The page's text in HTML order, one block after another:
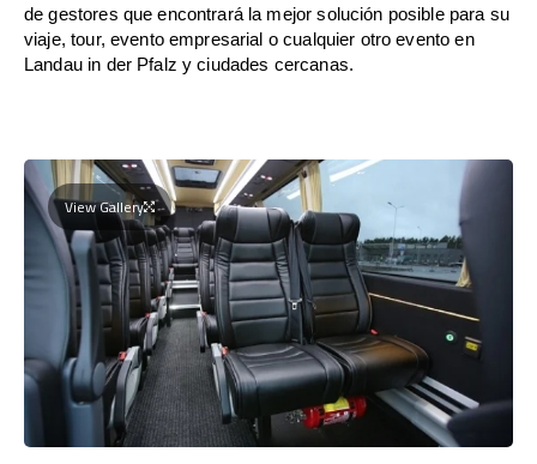
de gestores que encontrará la mejor solución posible para su
viaje, tour, evento empresarial o cualquier otro evento en
Landau in der Pfalz y ciudades cercanas.
View Gallery